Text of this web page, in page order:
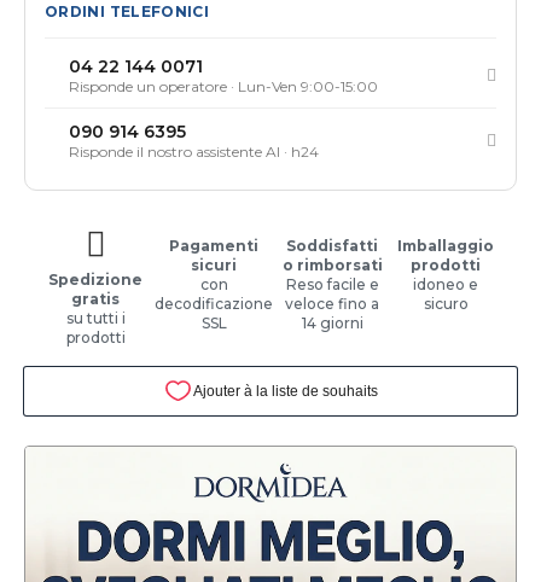
ORDINI TELEFONICI
04 22 144 0071
Risponde un operatore · Lun-Ven 9:00-15:00
090 914 6395
Risponde il nostro assistente AI · h24
Spedizione
gratis
su tutti i
prodotti
Pagamenti
sicuri
con
decodificazione
SSL
Soddisfatti
o rimborsati
Reso facile e
veloce fino a
14 giorni
Imballaggio
prodotti
idoneo e
sicuro